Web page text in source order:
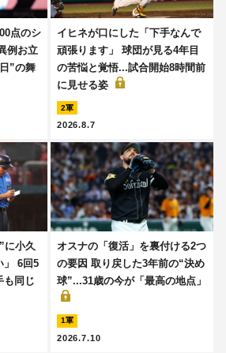
点のシ
例お立
”の舞
イヒネが口にした「下手なんで
頑張ります」 球団が見る4年目
の苦悩と覚悟...試合開始8時間前
に見せる姿
2軍
2026.8.7
に小久
」 6回5
も同じ
オスナの「復活」を裏付ける2つ
の要因 取り戻した3年前の“決め
球”...31歳の今が「最高の地点」
1軍
2026.7.10